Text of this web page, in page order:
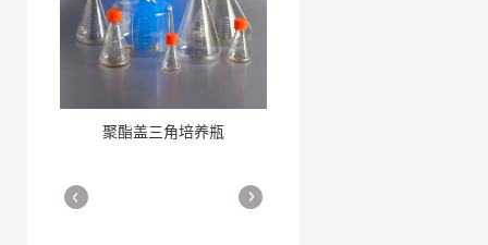
聚酯盖三角培养瓶